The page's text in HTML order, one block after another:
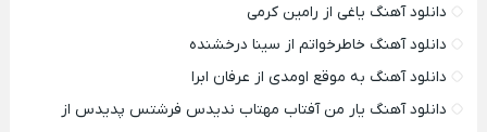
دانلود آهنگ یاغی از رامین کرمی
دانلود آهنگ خاطرخواتم از سینا درخشنده
دانلود آهنگ به موقع اومدی از عرفان ابرا
دانلود آهنگ یار من آفتاب مهتاب ندیدس فرشتس پدیدس از